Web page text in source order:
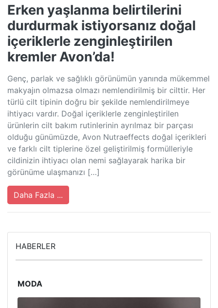
Erken yaşlanma belirtilerini
durdurmak istiyorsanız doğal
içeriklerle zenginleştirilen
kremler Avon’da!
Genç, parlak ve sağlıklı görünümün yanında mükemmel
makyajın olmazsa olmazı nemlendirilmiş bir cilttir. Her
türlü cilt tipinin doğru bir şekilde nemlendirilmeye
ihtiyacı vardır. Doğal içeriklerle zenginleştirilen
ürünlerin cilt bakım rutinlerinin ayrılmaz bir parçası
olduğu günümüzde, Avon Nutraeffects doğal içerikleri
ve farklı cilt tiplerine özel geliştirilmiş formülleriyle
cildinizin ihtiyacı olan nemi sağlayarak harika bir
görünüme ulaşmanızı […]
Daha Fazla ...
HABERLER
MODA